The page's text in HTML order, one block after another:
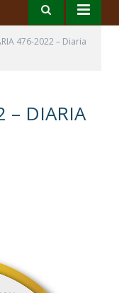
476-2022 – Diaria
– DIARIA